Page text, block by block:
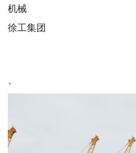
机械
徐工集团